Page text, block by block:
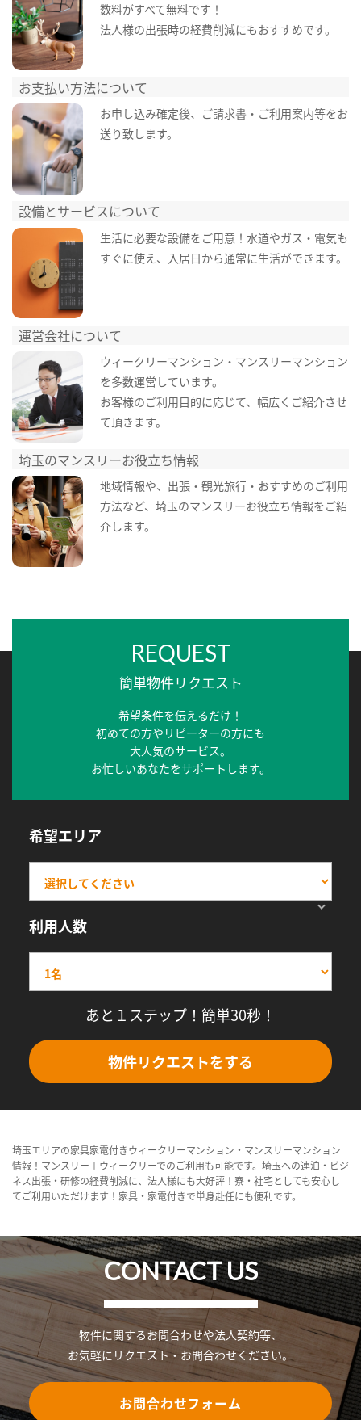
数料がすべて無料です！
法人様の出張時の経費削減にもおすすめです。
お支払い方法について
お申し込み確定後、ご請求書・ご利用案内等をお
送り致します。
設備とサービスについて
生活に必要な設備をご用意！水道やガス・電気も
すぐに使え、入居日から通常に生活ができます。
運営会社について
ウィークリーマンション・マンスリーマンション
を多数運営しています。
お客様のご利用目的に応じて、幅広くご紹介させ
て頂きます。
埼玉のマンスリーお役立ち情報
地域情報や、出張・観光旅行・おすすめのご利用
方法など、埼玉のマンスリーお役立ち情報をご紹
介します。
REQUEST
簡単物件リクエスト
希望条件を伝えるだけ！
初めての方やリピーターの方にも
大人気のサービス。
お忙しいあなたをサポートします。
希望エリア
利用人数
あと１ステップ！簡単30秒！
物件リクエストをする
埼玉エリアの家具家電付きウィークリーマンション・マンスリーマンション
情報！マンスリー＋ウィークリーでのご利用も可能です。埼玉への連泊・ビジ
ネス出張・研修の経費削減に、法人様にも大好評！寮・社宅としても安心し
てご利用いただけます！家具・家電付きで単身赴任にも便利です。
CONTACT US
物件に関するお問合わせや法人契約等、
お気軽にリクエスト・お問合わせください。
お問合わせフォーム